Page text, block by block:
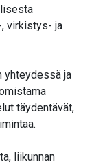
virkistys- ja
yhteydessä ja
täydentävät,
liikunnan